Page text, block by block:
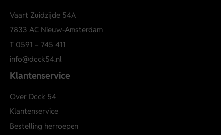
Vaart Zuidzijde 54A
7833 AC Nieuw-Amsterdam
T 0591 – 745 411
info@dock54.nl
Klantenservice
Over Dock 54
Klantenservice
Bestelling herroepen